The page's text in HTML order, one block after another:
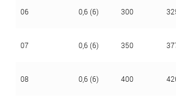
06 0,6 (6) 300
07 0,6 (6) 350
08 0,6 (6) 400